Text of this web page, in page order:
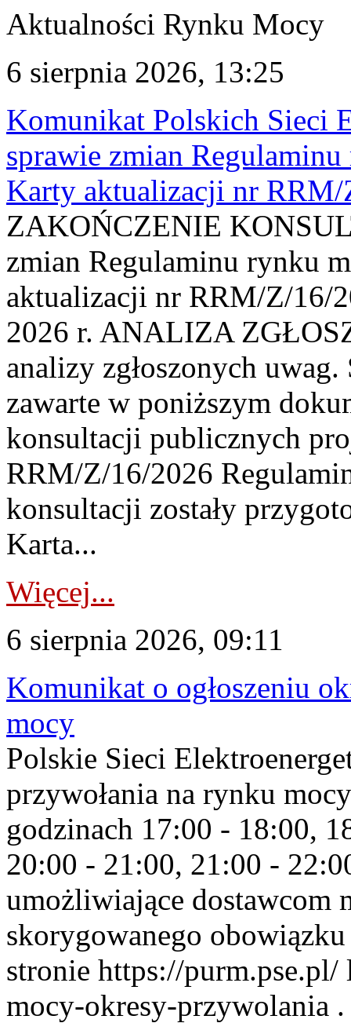
Aktualności Rynku Mocy
6 sierpnia 2026, 13:25
Komunikat Polskich Sieci
sprawie zmian
Karty aktualizacji nr
ZAKOŃCZENIE
zmian Regulaminu rynku
aktualizacji nr RRM/Z/16/
2026 r. ANALIZA
analizy zgłoszonych
zawarte w poniższym
konsultacji publicznych
RRM/Z/16/2026
konsultacji zostały
Karta...
Więcej...
6 sierpnia 2026, 09:11
Komunikat o ogłoszeniu
mocy
Polskie Sieci
przywołania na rynku
godzinach 17:00 - 18:00,
20:00 - 21:00, 21:00 -
umożliwiające dostawcom
skorygowanego
stronie https://
mocy-okresy-przywolania